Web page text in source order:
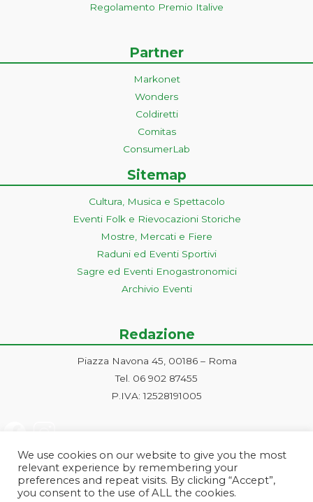
Regolamento Premio Italive
Partner
Markonet
Wonders
Coldiretti
Comitas
ConsumerLab
Sitemap
Cultura, Musica e Spettacolo
Eventi Folk e Rievocazioni Storiche
Mostre, Mercati e Fiere
Raduni ed Eventi Sportivi
Sagre ed Eventi Enogastronomici
Archivio Eventi
Redazione
Piazza Navona 45, 00186 – Roma
Tel. 06 902 87455
P.IVA: 12528191005
We use cookies on our website to give you the most
relevant experience by remembering your
preferences and repeat visits. By clicking “Accept”,
you consent to the use of ALL the cookies.